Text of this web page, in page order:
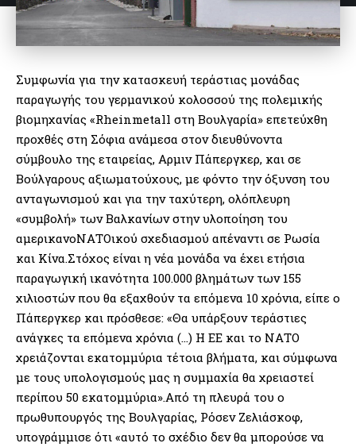
Συμφωνία για την κατασκευή τεράστιας μονάδας
παραγωγής του γερμανικού κολοσσού της πολεμικής
βιομηχανίας «Rheinmetall στη Βουλγαρία» επετεύχθη
προχθές στη Σόφια ανάμεσα στον διευθύνοντα
σύμβουλο της εταιρείας, Αρμιν Πάπεργκερ, και σε
Βούλγαρους αξιωματούχους, με φόντο την όξυνση του
ανταγωνισμού και για την ταχύτερη, ολόπλευρη
«συμβολή» των Βαλκανίων στην υλοποίηση του
αμερικανοΝΑΤΟικού σχεδιασμού απέναντι σε Ρωσία
και Κίνα.Στόχος είναι η νέα μονάδα να έχει ετήσια
παραγωγική ικανότητα 100.000 βλημάτων των 155
χιλιοστών που θα εξαχθούν τα επόμενα 10 χρόνια, είπε ο
Πάπεργκερ και πρόσθεσε: «Θα υπάρξουν τεράστιες
ανάγκες τα επόμενα χρόνια (…) Η ΕΕ και το ΝΑΤΟ
χρειάζονται εκατομμύρια τέτοια βλήματα, και σύμφωνα
με τους υπολογισμούς μας η συμμαχία θα χρειαστεί
περίπου 50 εκατομμύρια».Από τη πλευρά του ο
πρωθυπουργός της Βουλγαρίας, Ρόσεν Ζελιάσκοφ,
υπογράμμισε ότι «αυτό το σχέδιο δεν θα μπορούσε να